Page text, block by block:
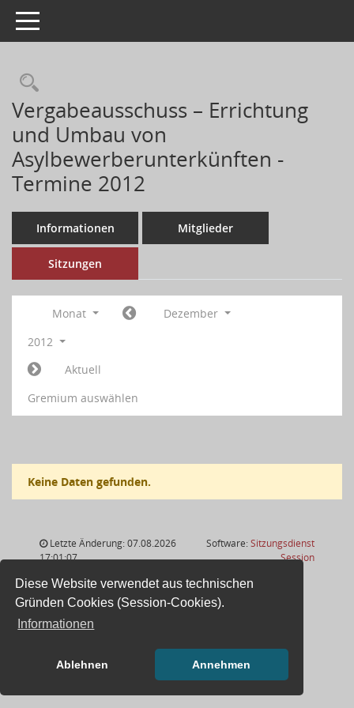
Diese Website verwendet aus technischen
Gründen Cookies (Session-Cookies).
Informationen
Ablehnen Annehmen
Toggle navigation
Vergabeausschuss – Errichtung
und Umbau von
Asylbewerberunterkünften -
Termine 2012
Informationen Mitglieder
Sitzungen
Monat
Dezember
2012
Aktuell
Gremium auswählen
Keine Daten gefunden.
Letzte Änderung: 07.08.2026
17:01:07
Software:Sitzungsdienst
Session(Wird in